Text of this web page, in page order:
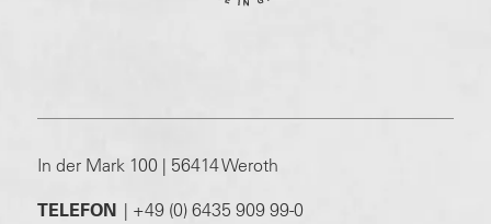
In der Mark 100 | 56414 Weroth
TELEFON | +49 (0) 6435 909 99-0